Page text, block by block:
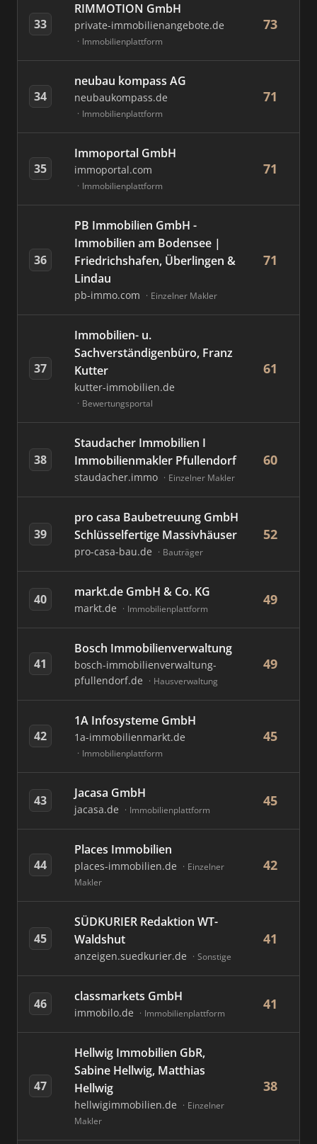
33
RIMMOTION GmbH
private-immobilienangebote.de
Immobilienplattform
73
34
neubau kompass AG
neubaukompass.de
Immobilienplattform
71
35
Immoportal GmbH
immoportal.com
Immobilienplattform
71
36
PB Immobilien GmbH -
Immobilien am Bodensee |
Friedrichshafen, Überlingen &
Lindau
pb-immo.com Einzelner Makler
71
37
Immobilien- u.
Sachverständigenbüro, Franz
Kutter
kutter-immobilien.de
Bewertungsportal
61
38
Staudacher Immobilien I
Immobilienmakler Pfullendorf
staudacher.immo Einzelner Makler
60
39
pro casa Baubetreuung GmbH
Schlüsselfertige Massivhäuser
pro-casa-bau.de Bauträger
52
40 markt.de GmbH & Co. KG
markt.de Immobilienplattform
49
41
Bosch Immobilienverwaltung
bosch-immobilienverwaltung-
pfullendorf.de
Hausverwaltung
49
42
1A Infosysteme GmbH
1a-immobilienmarkt.de
Immobilienplattform
45
43 Jacasa GmbH
jacasa.de Immobilienplattform
45
44
Places Immobilien
places-immobilien.de
Einzelner
Makler
42
45
SÜDKURIER Redaktion WT-
Waldshut
anzeigen.suedkurier.de Sonstige
41
46 classmarkets GmbH
immobilo.de Immobilienplattform
41
47
Hellwig Immobilien GbR,
Sabine Hellwig, Matthias
Hellwig
hellwigimmobilien.de
Einzelner
Makler
38